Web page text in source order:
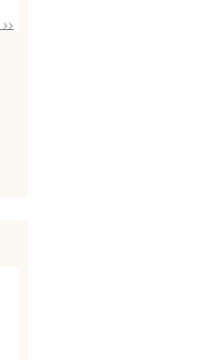
>>